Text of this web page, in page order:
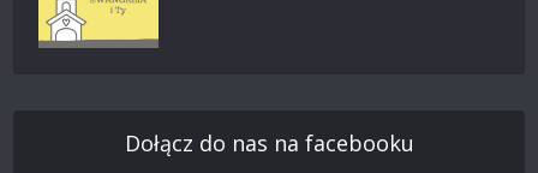
Dołącz do nas na facebooku